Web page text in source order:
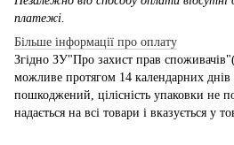
платежі.
Більше інформації про оплату
Згідно ЗУ"Про захист прав
можливе протягом 14 календарних днів
пошкоджений, цілісність упаковки не
надається на всі товари і вказується у